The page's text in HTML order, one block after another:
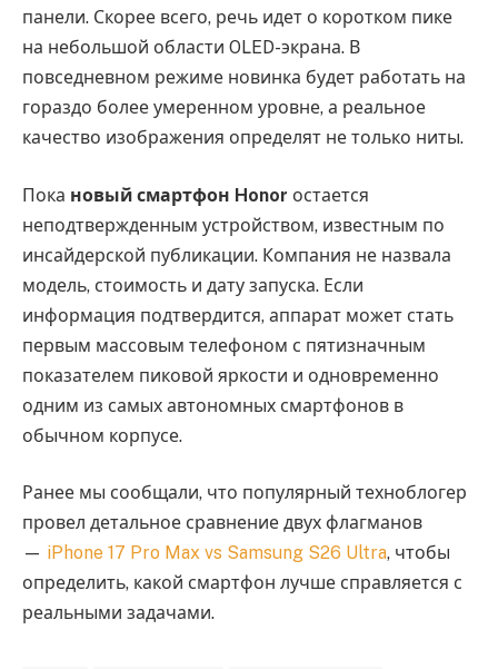
панели. Скорее всего, речь идет о коротком пике
на небольшой области OLED-экрана. В
повседневном режиме новинка будет работать на
гораздо более умеренном уровне, а реальное
качество изображения определят не только ниты.
Пока новый смартфон Honor остается
неподтвержденным устройством, известным по
инсайдерской публикации. Компания не назвала
модель, стоимость и дату запуска. Если
информация подтвердится, аппарат может стать
первым массовым телефоном с пятизначным
показателем пиковой яркости и одновременно
одним из самых автономных смартфонов в
обычном корпусе.
Ранее мы сообщали, что популярный техноблогер
провел детальное сравнение двух флагманов
— iPhone 17 Pro Max vs Samsung S26 Ultra, чтобы
определить, какой смартфон лучше справляется с
реальными задачами.